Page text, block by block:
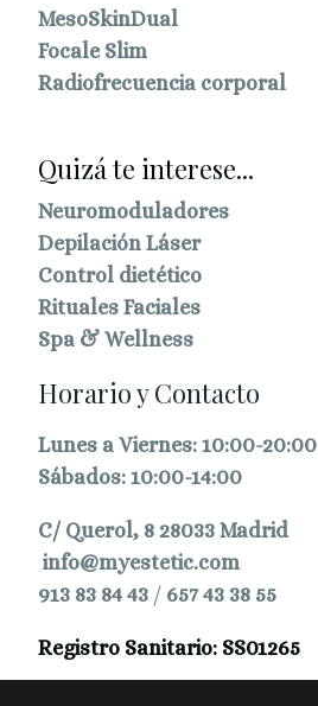
MesoSkinDual
Focale Slim
Radiofrecuencia corporal
Quizá te interese...
Neuromoduladores
Depilación Láser
Control dietético
Rituales Faciales
Spa & Wellness
Horario y Contacto
Lunes a Viernes: 10:00-20:00
Sábados: 10:00-14:00
C/ Querol, 8 28033 Madrid
info@myestetic.com
913 83 84 43 / 657 43 38 55
Registro Sanitario: SS01265